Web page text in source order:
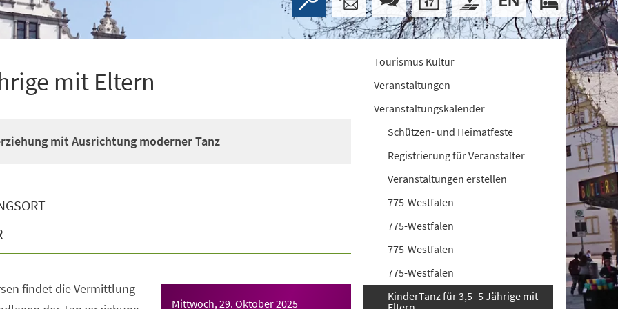
mit Eltern
mit Ausrichtung moderner Tanz
Mittwoch, 29. Oktober 2025
findet die Vermittlung
Tourismus Kultur
Veranstaltungen
Veranstaltungskalender
Schützen- und Heimatfeste
Registrierung für Veranstalter
Veranstaltungen erstellen
775-Westfalen
775-Westfalen
775-Westfalen
775-Westfalen
KinderTanz für 3,5- 5 Jährige mit